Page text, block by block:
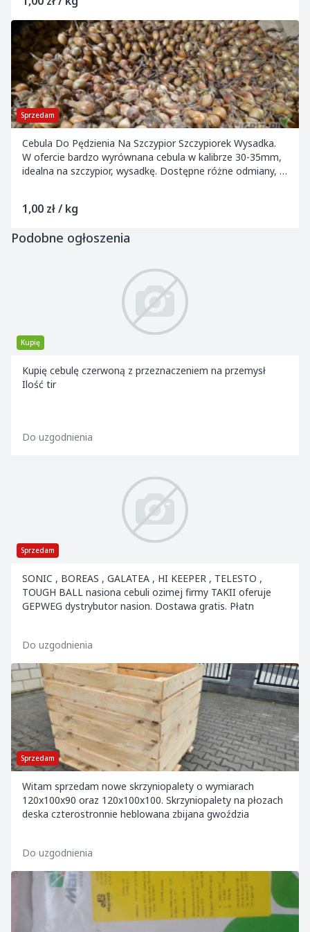
Sprzedam
Cebula Do Pędzienia Na Szczypior Szczypiorek Wysadka.
W ofercie bardzo wyrównana cebula w kalibrze 30-35mm,
idealna na szczypior, wysadkę. Dostępne różne odmiany, w
1,00 zł / kg
Podobne ogłoszenia
Kupię
Kupię cebulę czerwoną z przeznaczeniem na przemysł
Ilość tir
Do uzgodnienia
Sprzedam
SONIC , BOREAS , GALATEA , HI KEEPER , TELESTO ,
TOUGH BALL nasiona cebuli ozimej firmy TAKII oferuje
GEPWEG dystrybutor nasion. Dostawa gratis. Płatn
Do uzgodnienia
Sprzedam
Witam sprzedam nowe skrzyniopalety o wymiarach
120x100x90 oraz 120x100x100. Skrzyniopalety na płozach
deska czterostronnie heblowana zbijana gwoździa
Do uzgodnienia